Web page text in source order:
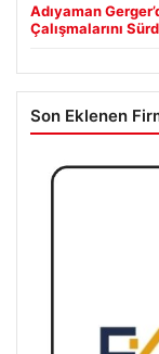
Adıyaman
Çalışmalarını
Son Eklenen